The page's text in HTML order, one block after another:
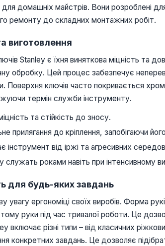
для домашніх майстрів. Вони розроблені
ремонту до складних монтажних робіт.
виготовлення
Stanley є їхня виняткова міцність та
обробку. Цей процес забезпечує
ключів часто покривається
термін служби інструменту.
та стійкість до зносу.
прилягання до кріплення, запобігаючи
інструмент від іржі та агресивних
служать роками навіть при інтенсивному
для будь-яких завдань
увагу ергономіці своїх виробів. Форма
руки під час тривалої роботи. Це
включає різні типи – від класичних
конкретних завдань. Це дозволяє